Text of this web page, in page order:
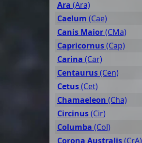
Ara (Ara)
Caelum (Cae)
Canis Maior(CMa)
Capricornus(Cap)
Carina (Car)
Centaurus(Cen)
Cetus(Cet)
Chamaeleon (Cha)
Circinus(Cir)
Columba (Col)
Corona Australis(CrA)